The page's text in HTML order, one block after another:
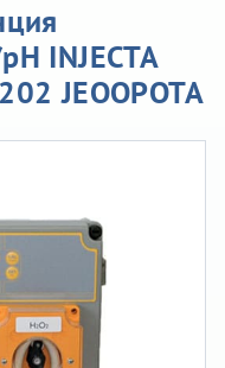
INJECTA
JEOOPOTA